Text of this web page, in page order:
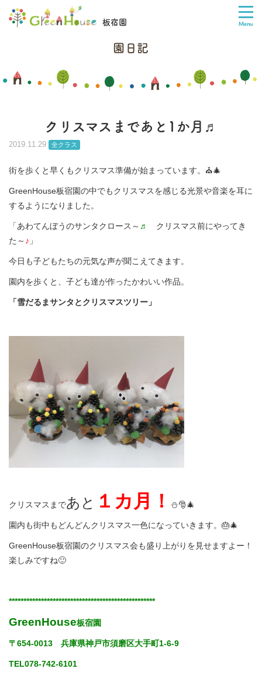
板宿園
園日記
クリスマスまであと1か月♬
2019.11.29 全クラス
街を歩くと早くもクリスマス準備が始まっています。⛪️🎄
GreenHouse板宿園の中でもクリスマスを感じる光景や音楽を耳に
するようになりました。
「あわてんぼうのサンタクロース～ ♬
クリスマス前にやってき
た～ ♪ 」
今日も子どもたちの元気な声が聞こえてきます。
園内を歩くと、子ども達が作ったかわいい作品。
「雪だるまサンタとクリスマスツリー」
クリスマスまであと １カ月！ ⛄️🎅🎄
園内も街中もどんどんクリスマス一色になっていきます。🎂🎄
GreenHouse板宿園のクリスマス会も盛り上がりを見せますよー！
楽しみですね🙂
**************************************************
GreenHouse板宿園
〒654-0013 兵庫県神戸市須磨区大手町1-6-9
TEL078-742-6101